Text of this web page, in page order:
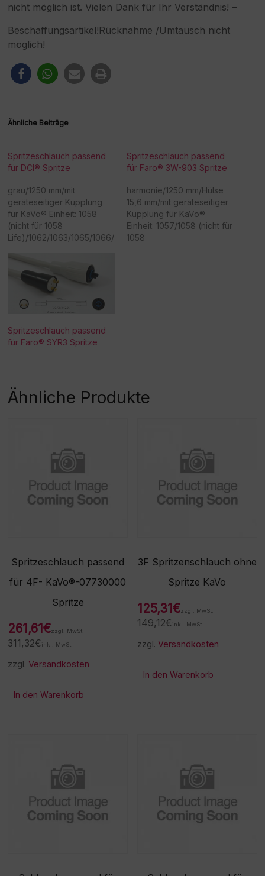
nicht möglich ist. Vielen Dank für Ihr Verständnis! –
Beschaffungsartikel!Rücknahme /Umtausch nicht
möglich!
Ähnliche Beiträge
Spritzeschlauch passend
für DCI® Spritze
grau/1250 mm/mit
geräteseitiger Kupplung
für KaVo® Einheit: 1058
(nicht für 1058
Life)/1062/1063/1065/1066/
Sonderanfertigung! Bitte
beachten Sie, dass eine
Rücknahme/Umtausch
dieser Ware nicht möglich
ist. Vielen Dank für Ihr
Beschaffungsartikel!Rückn
ahme /Umtausch nicht
Spritzeschlauch passend
für Faro® 3W-903 Spritze
harmonie/1250 mm/Hülse
15,6 mm/mit geräteseitiger
Kupplung für KaVo®
Einheit: 1057/1058 (nicht für
1058
Spritzeschlauch passend
für Faro® SYR3 Spritze
Ähnliche Produkte
Spritzeschlauch passend
für 4F- KaVo®-07730000
Spritze
261,61€zzgl. MwSt.
311,32€ inkl. MwSt.
zzgl.Versandkosten
In den Warenkorb
3F Spritzenschlauch ohne
Spritze KaVo
125,31€zzgl. MwSt.
149,12€ inkl. MwSt.
zzgl.Versandkosten
In den Warenkorb